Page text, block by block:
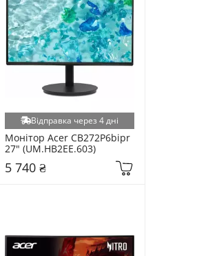
Відправка через 4 дні
Монітор Acer CB272P6bipr
27" (UM.HB2EE.603)
5 740 ₴